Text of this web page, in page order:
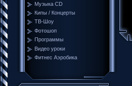
Музыка CD
Кипы / Концерты
ТВ-Шоу
Фотошоп
Программы
Видео уроки
Фитнес Аэробика